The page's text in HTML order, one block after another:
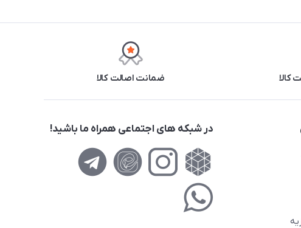
کالا ضمانت اصالت کالا
در شبکه های اجتماعی همراه ما باشید!